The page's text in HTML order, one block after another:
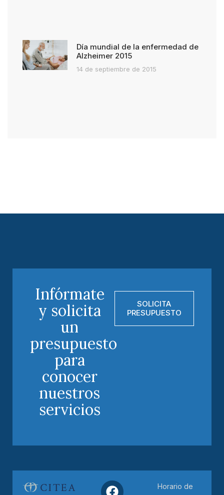
Día mundial de la enfermedad de
Alzheimer 2015
14 de septiembre de 2015
Infórmate
y solicita
un
presupuesto
para
conocer
nuestros
servicios
SOLICITA
PRESUPUESTO
Horario de